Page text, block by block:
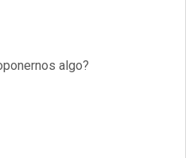
algo?